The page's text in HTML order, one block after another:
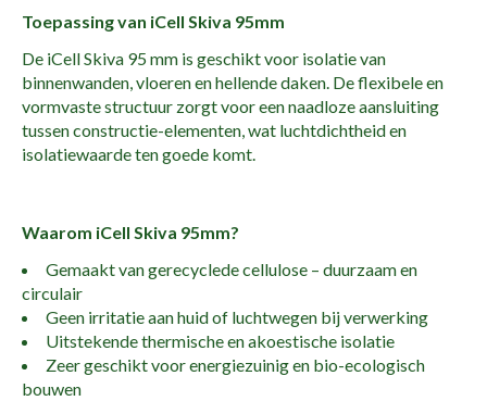
Toepassing van iCell Skiva 95mm
De iCell Skiva 95 mm is geschikt voor isolatie van
binnenwanden, vloeren en hellende daken. De flexibele en
vormvaste structuur zorgt voor een naadloze aansluiting
tussen constructie-elementen, wat luchtdichtheid en
isolatiewaarde ten goede komt.
Waarom iCell Skiva 95mm?
Gemaakt van gerecyclede cellulose – duurzaam en
circulair
Geen irritatie aan huid of luchtwegen bij verwerking
Uitstekende thermische en akoestische isolatie
Zeer geschikt voor energiezuinig en bio-ecologisch
bouwen